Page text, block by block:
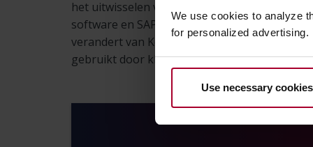
We use cookies to analyze
for personalized advertising.
Use necessary
het uitwisselen van masterdata en
software en SAP ECC & SAP S/4 HANA.
verandert van Kofax naar Tungsten AP
gebruikt door klanten.